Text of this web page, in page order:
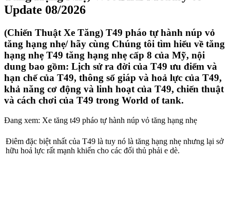
Update 08/2026
(Chiến Thuật Xe Tăng) T49 pháo tự hành núp vỏ
tăng hạng nhẹ/ hãy cùng Chúng tôi tìm hiểu về tăng
hạng nhẹ T49 tăng hạng nhẹ cấp 8 của Mỹ, nội
dung bao gồm: Lịch sử ra đời của T49 ưu điểm và
hạn chế của T49, thông số giáp và hoả lực của T49,
khả năng cơ động và linh hoạt của T49, chiến thuật
và cách chơi của T49 trong World of tank.
Đang xem: Xe tăng t49 pháo tự hành núp vỏ tăng hạng nhẹ
Điêm đặc biệt nhất của T49 là tuy nó là tăng hạng nhẹ nhưng lại sở
hữu hoả lực rất mạnh khiến cho các đối thủ phải e dè.